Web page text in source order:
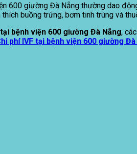
600 giường Đà Nẵng thường dao
buồng trứng, bơm tinh trùng và
bệnh viện 600 giường Đà Nẵng,
phí IVF tại bệnh viện 600 giường Đà